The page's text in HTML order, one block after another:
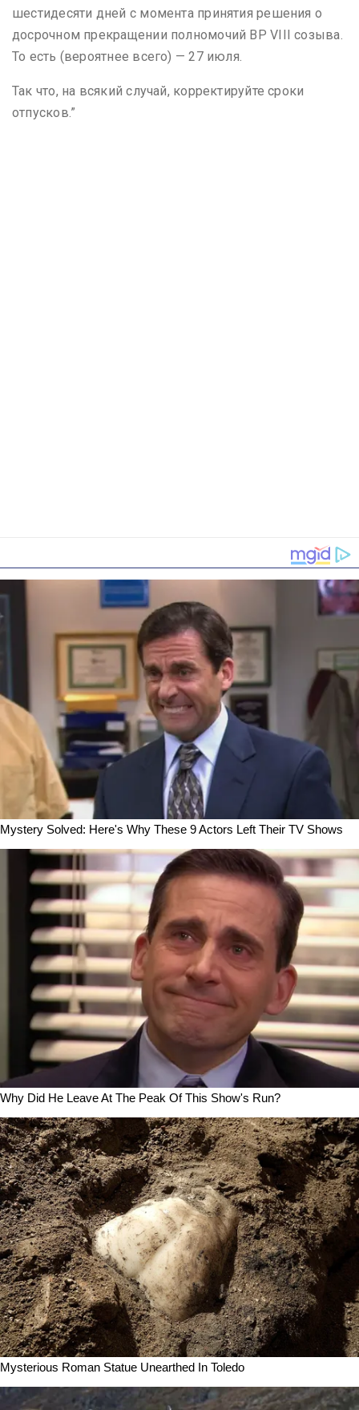
шестидесяти дней с момента принятия решения о
досрочном прекращении полномочий ВР VIII созыва.
То есть (вероятнее всего) — 27 июля.
Так что, на всякий случай, корректируйте сроки
отпусков.”